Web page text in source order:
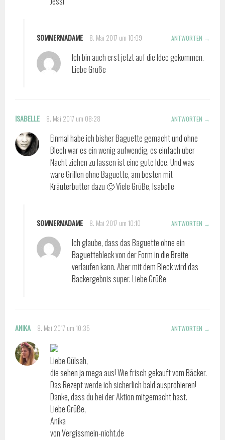
SOMMERMADAME 8. Mai 2017 um 10:09 ANTWORTEN
Ich bin auch erst jetzt auf die Idee gekommen.
Liebe Grüße
ISABELLE 8. Mai 2017 um 08:28 ANTWORTEN
Einmal habe ich bisher Baguette gemacht und ohne
Blech war es ein wenig aufwendig, es einfach über
Nacht ziehen zu lassen ist eine gute Idee. Und was
wäre Grillen ohne Baguette, am besten mit
Kräuterbutter dazu 🙂 Viele Grüße, Isabelle
SOMMERMADAME 8. Mai 2017 um 10:10 ANTWORTEN
Ich glaube, dass das Baguette ohne ein
Baguettebleck von der Form in die Breite
verlaufen kann. Aber mit dem Bleck wird das
Backergebnis super. Liebe Grüße
ANIKA 8. Mai 2017 um 10:35 ANTWORTEN
Liebe Gülsah,
die sehen ja mega aus! Wie frisch gekauft vom Bäcker.
Das Rezept werde ich sicherlich bald ausprobieren!
Danke, dass du bei der Aktion mitgemacht hast.
Liebe Grüße,
Anika
von Vergissmein-nicht.de